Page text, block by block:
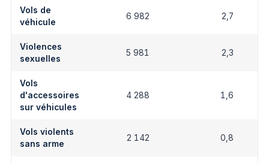
Vols de
véhicule
6 982 2,7
Violences
sexuelles
5 981 2,3
Vols
d'accessoires
sur véhicules
4 288 1,6
Vols violents
sans arme
2 142 0,8